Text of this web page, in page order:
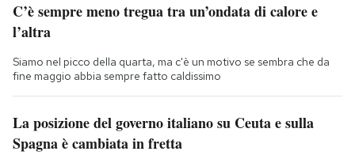
C’è sempre meno tregua tra un’ondata di calore e
l’altra
Siamo nel picco della quarta, ma c'è un motivo se sembra che da
fine maggio abbia sempre fatto caldissimo
La posizione del governo italiano su Ceuta e sulla
Spagna è cambiata in fretta